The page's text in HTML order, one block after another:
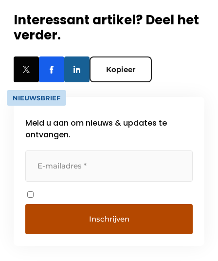
Interessant artikel? Deel het
verder.
Kopieer
NIEUWSBRIEF
Meld u aan om nieuws & updates te
ontvangen.